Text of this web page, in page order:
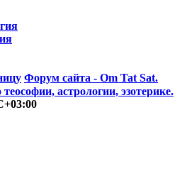
Форум сайта - Om Tat Sat.
астрологии, эзотерике.